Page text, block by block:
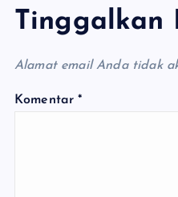
Tinggalkan
Alamat email Anda tidak
Komentar*